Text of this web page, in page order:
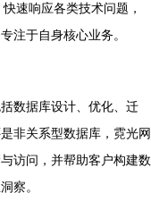
速响应各类技术问题，
注于自身核心业务。
数据库设计、优化、迁
非关系型数据库，霓光网
访问，并帮助客户构建数
察。